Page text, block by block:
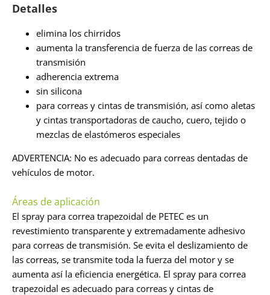
Detalles
elimina los chirridos
aumenta la transferencia de fuerza de las correas de
transmisión
adherencia extrema
sin silicona
para correas y cintas de transmisión, así como aletas
y cintas transportadoras de caucho, cuero, tejido o
mezclas de elastómeros especiales
ADVERTENCIA: No es adecuado para correas dentadas de
vehículos de motor.
Áreas de aplicación
El spray para correa trapezoidal de PETEC es un
revestimiento transparente y extremadamente adhesivo
para correas de transmisión. Se evita el deslizamiento de
las correas, se transmite toda la fuerza del motor y se
aumenta así la eficiencia energética. El spray para correa
trapezoidal es adecuado para correas y cintas de